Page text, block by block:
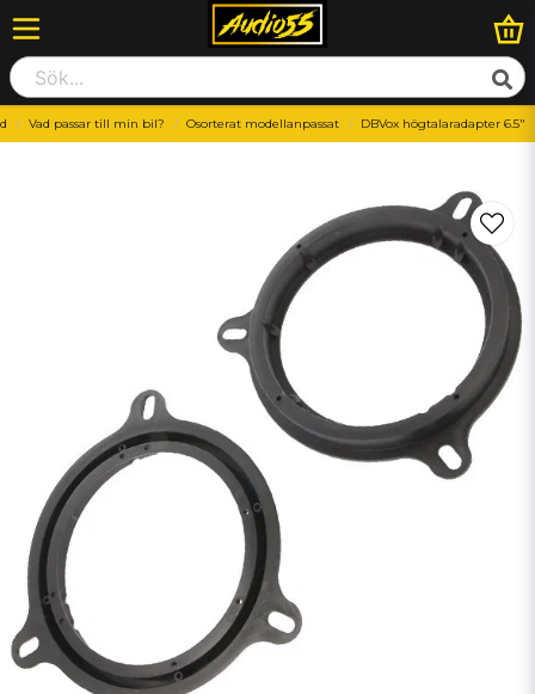
Vad passar till min bil? Osorterat modellanpassat DBVox högtalaradapter 6.5"